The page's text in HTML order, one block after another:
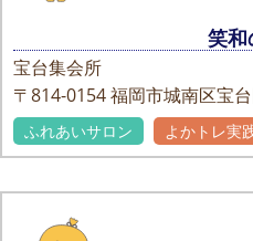
笑和
宝台集会所
〒814-0154福岡市城南区宝
ふれあいサロン よかトレ実